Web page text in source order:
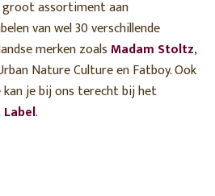
groot assortiment aan
van wel 30 verschillende
merken zoalsMadam Stoltz,
Nature Culture en Fatboy. Ook
je bij ons terecht bij het
.